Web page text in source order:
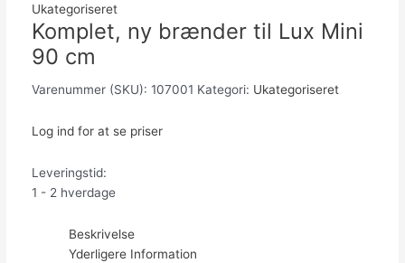
Ukategoriseret
Komplet, ny brænder til Lux Mini
90 cm
Varenummer (SKU): 107001 Kategori: Ukategoriseret
Log ind for at se priser
Leveringstid:
1 - 2 hverdage
Beskrivelse
Yderligere Information